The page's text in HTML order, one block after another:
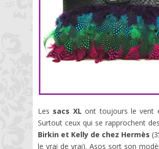
Les sacs XL ont toujours le vent
Surtout ceux qui se rapprochent
Birkin et Kelly de chez Hermès
le vrai de vrai). Asos sort son